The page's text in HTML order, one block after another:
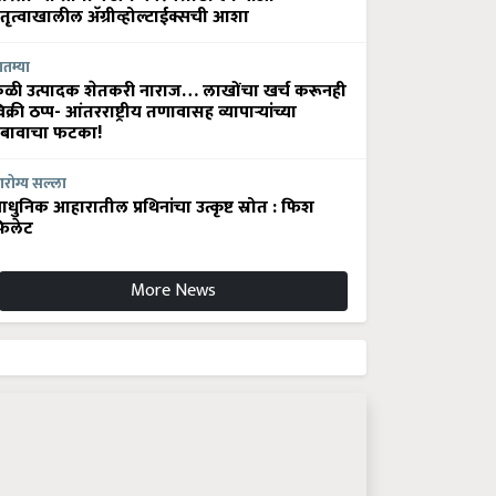
अ‍ॅग्रीव्होल्टाईक्सची आशा
उत्पादक शेतकरी नाराज… लाखोंचा खर्च करूनही
ठप्प- आंतरराष्ट्रीय तणावासह व्यापाऱ्यांच्या
फटका!
सल्ला
आहारातील प्रथिनांचा उत्कृष्ट स्रोत : फिश
More News